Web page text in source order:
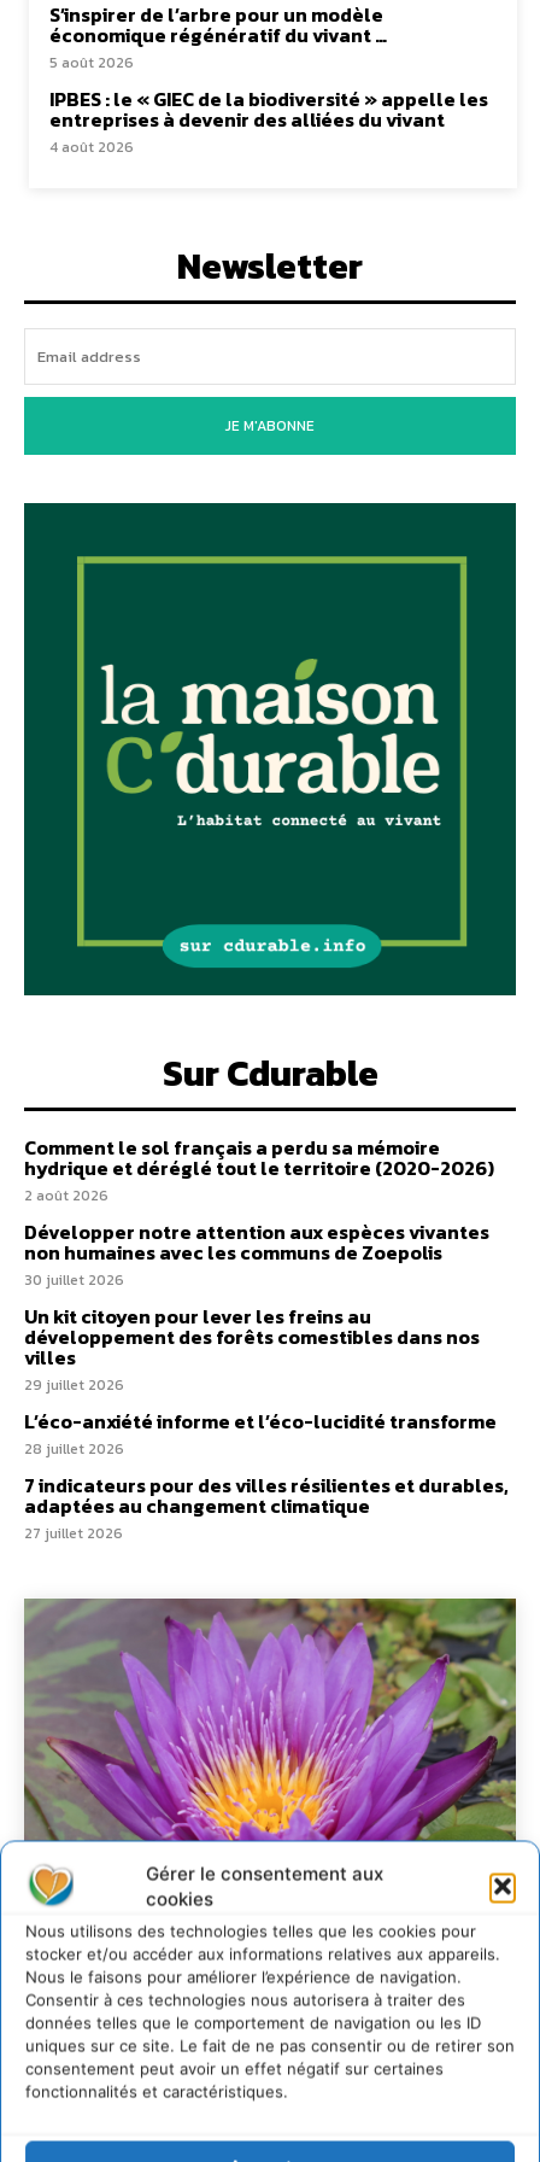
Gérer le consentement aux
cookies
Nous utilisons des technologies telles que les cookies pour
stocker et/ou accéder aux informations relatives aux appareils.
Nous le faisons pour améliorer l’expérience de navigation.
Consentir à ces technologies nous autorisera à traiter des
données telles que le comportement de navigation ou les ID
uniques sur ce site. Le fait de ne pas consentir ou de retirer son
consentement peut avoir un effet négatif sur certaines
fonctionnalités et caractéristiques.
S’inspirer de l’arbre pour un modèle
économique régénératif du vivant …
5 août 2026
IPBES : le « GIEC de la biodiversité » appelle les
entreprises à devenir des alliées du vivant
4 août 2026
Newsletter
JE M'ABONNE
Sur Cdurable
Comment le sol français a perdu sa mémoire
hydrique et déréglé tout le territoire (2020-2026)
2 août 2026
Développer notre attention aux espèces vivantes
non humaines avec les communs de Zoepolis
30 juillet 2026
Un kit citoyen pour lever les freins au
développement des forêts comestibles dans nos
villes
29 juillet 2026
L’éco-anxiété informe et l’éco-lucidité transforme
28 juillet 2026
7 indicateurs pour des villes résilientes et durables,
adaptées au changement climatique
27 juillet 2026
Transformer les
territoires par le
dialogue et la